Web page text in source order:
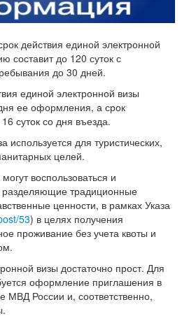
действия единой электронной
составит до 120 суток с
до 30 дней.
единой электронной визы
ее оформления, а срок
суток со дня въезда.
используется для туристических,
целей.
воспользоваться и
разделяющие традиционные
ценности, в рамках Указа
53) в целях получения
проживание без учета квоты и
визы достаточно прост. Для
оформление приглашения в
МВД России и, соответственно,